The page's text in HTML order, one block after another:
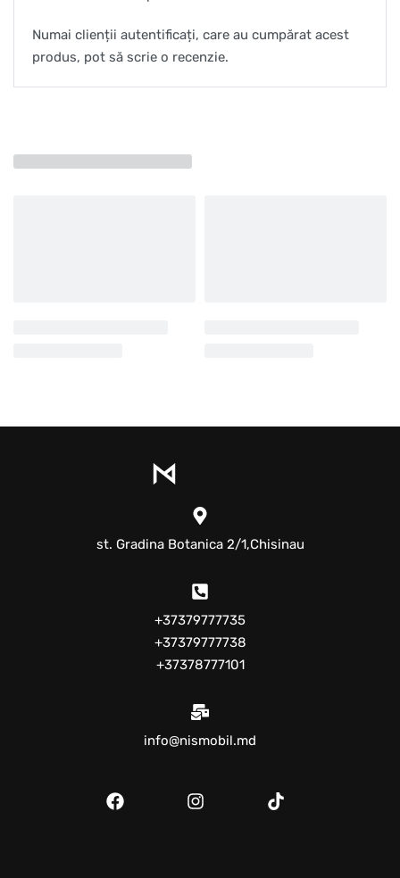
Numai clienții autentificați, care au cumpărat acest
produs, pot să scrie o recenzie.
st. Gradina Botanica 2/1,Chisinau
+37379777735
+37379777738
+37378777101
info@nismobil.md